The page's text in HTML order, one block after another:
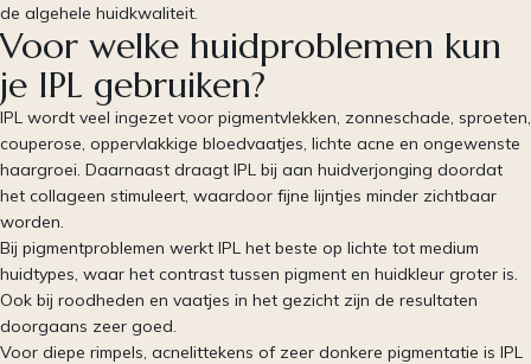
de algehele huidkwaliteit.
Voor welke huidproblemen kun
je IPL gebruiken?
IPL wordt veel ingezet voor pigmentvlekken, zonneschade, sproeten,
couperose, oppervlakkige bloedvaatjes, lichte acne en ongewenste
haargroei. Daarnaast draagt IPL bij aan huidverjonging doordat
het collageen stimuleert, waardoor fijne lijntjes minder zichtbaar
worden.
Bij pigmentproblemen werkt IPL het beste op lichte tot medium
huidtypes, waar het contrast tussen pigment en huidkleur groter is.
Ook bij roodheden en vaatjes in het gezicht zijn de resultaten
doorgaans zeer goed.
Voor diepe rimpels, acnelittekens of zeer donkere pigmentatie is IPL